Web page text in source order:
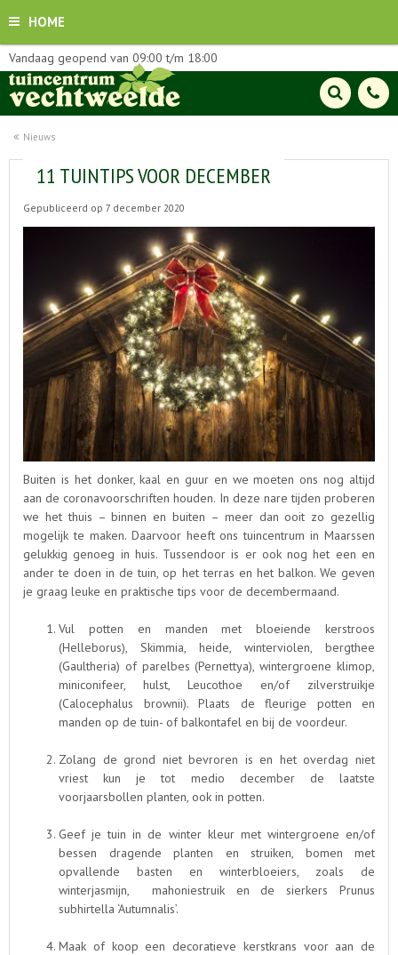
HOME
Nieuws
Vandaag geopend van 09:00 t/m 18:00
11 TUINTIPS VOOR DECEMBER
Gepubliceerd op 7 december 2020
Buiten is het donker, kaal en guur en we moeten ons nog altijd
aan de coronavoorschriften houden. In deze nare tijden proberen
we het thuis – binnen en buiten – meer dan ooit zo gezellig
mogelijk te maken. Daarvoor heeft ons tuincentrum in Maarssen
gelukkig genoeg in huis. Tussendoor is er ook nog het een en
ander te doen in de tuin, op het terras en het balkon. We geven
je graag leuke en praktische tips voor de decembermaand.
Vul potten en manden met bloeiende kerstroos
(Helleborus), Skimmia, heide, winterviolen, bergthee
(Gaultheria) of parelbes (Pernettya), wintergroene klimop,
miniconifeer, hulst, Leucothoe en/of zilverstruikje
(Calocephalus brownii). Plaats de fleurige potten en
manden op de tuin- of balkontafel en bij de voordeur.
Zolang de grond niet bevroren is en het overdag niet
vriest kun je tot medio december de laatste
voorjaarsbollen planten, ook in potten.
Geef je tuin in de winter kleur met wintergroene en/of
bessen dragende planten en struiken, bomen met
opvallende basten en winterbloeiers, zoals de
winterjasmijn, mahoniestruik en de sierkers Prunus
subhirtella ‘Autumnalis’.
Maak of koop een decoratieve kerstkrans voor aan de